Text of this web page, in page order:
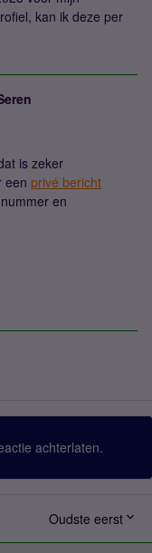
kan ik deze per
is zeker
een privé bericht
en
achterlaten.
Oudste eerst